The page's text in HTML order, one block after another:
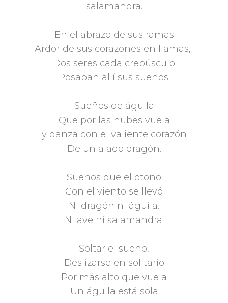
salamandra.
En el abrazo de sus ramas
Ardor de sus corazones en llamas,
Dos seres cada crepúsculo
Posaban allí sus sueños.
Sueños de águila
Que por las nubes vuela
y danza con el valiente corazón
De un alado dragón.
Sueños que el otoño
Con el viento se llevó
Ni dragón ni águila.
Ni ave ni salamandra.
Soltar el sueño,
Deslizarse en solitario
Por más alto que vuela
Un águila está sola